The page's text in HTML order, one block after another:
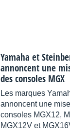
Yamaha et
annoncent une
des consoles MGX
Les marques
annoncent une
consoles MGX12,
MGX12V et